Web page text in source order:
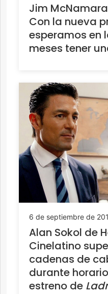
Jim
Con la nueva
esperamos en
meses tener
6 de septiembre de
Alan Sokol de
Cinelatino
cadenas de
durante
estreno de